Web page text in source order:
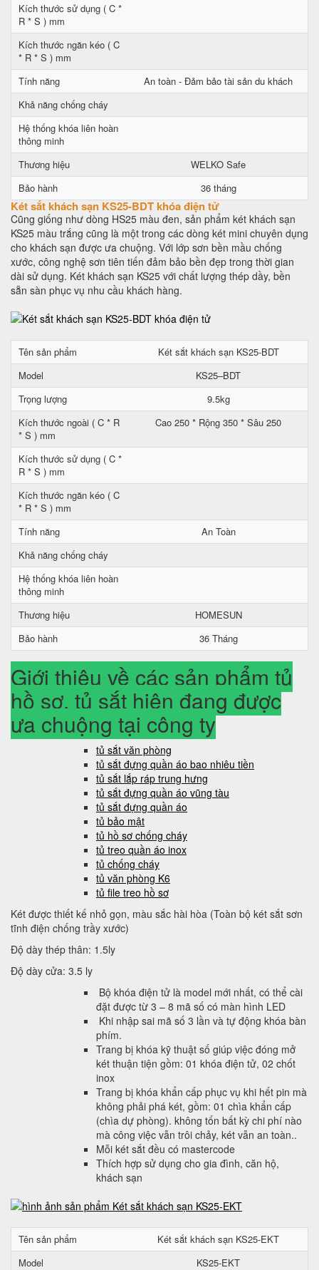
Kích thước sử dụng ( C *
R * S ) mm
Kích thước ngăn kéo ( C
* R * S ) mm
Tính năng
An toàn - Đảm bảo tài sản du khách
Khả năng chống cháy
Hệ thống khóa liên hoàn
thông minh
Thương hiệu
WELKO Safe
Bảo hành
36 tháng
Két sắt khách sạn KS25-BDT khóa điện tử
Cũng giống như dòng HS25 màu đen, sản phẩm két khách sạn
KS25 màu trắng cũng là một trong các dòng két mini chuyên dụng
cho khách sạn được ưa chuộng. Với lớp sơn bền mầu chống
xước, công nghệ sơn tiên tiến đảm bảo bền đẹp trong thời gian
dài sử dụng. Két khách sạn KS25 với chất lượng thép dầy, bền
sẵn sàn phục vụ nhu cầu khách hàng.
Tên sản phẩm
Két sắt khách sạn KS25-BDT
Model
KS25–BDT
Trọng lượng
9.5kg
Kích thước ngoài ( C * R
* S ) mm
Cao 250 * Rộng 350 * Sâu 250
Kích thước sử dụng ( C *
R * S ) mm
Kích thước ngăn kéo ( C
* R * S ) mm
Tính năng
An Toàn
Khả năng chống cháy
Hệ thống khóa liên hoàn
thông minh
Thương hiệu
HOMESUN
Bảo hành
36 Tháng
Giới thiệu về các sản phẩm tủ
hồ sơ, tủ sắt hiện đang được
ưa chuộng tại công ty
tủ sắt văn phòng
tủ sắt đựng quần áo bao nhiêu tiền
tủ sắt lắp ráp trung hưng
tủ sắt đựng quần áo vũng tàu
tủ sắt đựng quần áo
tủ bảo mật
tủ hồ sơ chống cháy
tủ treo quần áo inox
tủ chống cháy
tủ văn phòng K6
tủ file treo hồ sơ
Két được thiết kế nhỏ gọn, màu sắc hài hòa (Toàn bộ két sắt sơn
tĩnh điện chống trầy xước)
Độ dày thép thân: 1.5ly
Độ dày cửa: 3.5 ly
Bộ khóa điện tử là model mới nhất, có thể cài
đặt được từ 3 – 8 mã số có màn hình LED
Khi nhập sai mã số 3 lần và tự động khóa bàn
phím.
Trang bị khóa kỹ thuật số giúp việc đóng mở
két thuận tiện gồm: 01 khóa điện tử, 02 chốt
inox
Trang bị khóa khẩn cấp phục vụ khi hết pin mà
không phải phá két, gồm: 01 chìa khẩn cấp
(chìa dự phòng). không tốn bất kỳ chi phí nào
mà công việc vẫn trôi chảy, két vẫn an toàn..
Mỗi két sắt đều có mastercode
Thích hợp sử dụng cho gia đình, căn hộ,
khách sạn
Tên sản phẩm
Két sắt khách sạn KS25-EKT
Model
KS25-EKT